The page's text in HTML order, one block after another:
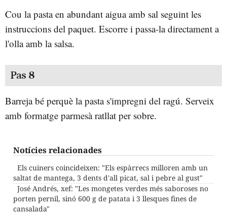
Cou la pasta en abundant aigua amb sal seguint les
instruccions del paquet. Escorre i passa-la directament a
l'olla amb la salsa.
Pas 8
Barreja bé perquè la pasta s'impregni del ragú. Serveix
amb formatge parmesà ratllat per sobre.
Notícies relacionades
Els cuiners coincideixen: "Els espàrrecs milloren amb un
saltat de mantega, 3 dents d'all picat, sal i pebre al gust"
José Andrés, xef: "Les mongetes verdes més saboroses no
porten pernil, sinó 600 g de patata i 3 llesques fines de
cansalada"